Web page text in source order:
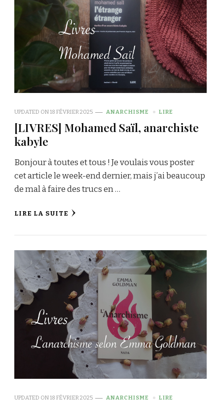
UPDATED ON18 FÉVRIER 2025 ANARCHISME LIRE
[LIVRES] Mohamed Saïl, anarchiste
kabyle
Bonjour à toutes et tous ! Je voulais vous poster
cet article le week-end dernier, mais j’ai beaucoup
de mal à faire des trucs en …
LIRE LA SUITE
UPDATED ON18 FÉVRIER 2025 ANARCHISME LIRE